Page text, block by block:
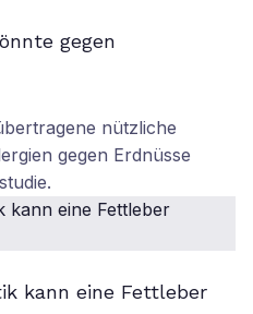
gegen
nützliche
gegen Erdnüsse
kann eine Fettleber